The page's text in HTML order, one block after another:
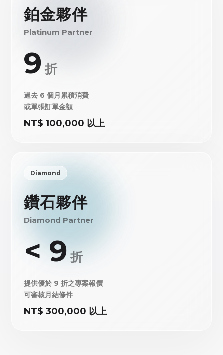
鉑金夥伴
Platinum Partner
9 折
過去 6 個月累積消費
或單張訂單金額
NT$ 100,000 以上
Diamond
鑽石夥伴
Diamond Partner
< 9 折
提供優於 9 折之專案報價
可審核月結條件
NT$ 300,000 以上